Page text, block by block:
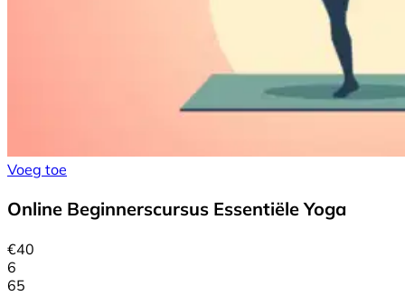
Voeg toe
Online Beginnerscursus Essentiële Yoga
€40
6
65